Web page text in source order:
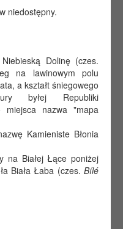
niedostępny.
Dolinę (czes.
na lawinowym polu
a kształt śniegowego
byłej Republiki
miejsca nazwa "mapa
Kamieniste Błonia
na Białej Łące poniżej
Biała Łaba (czes. Bílé